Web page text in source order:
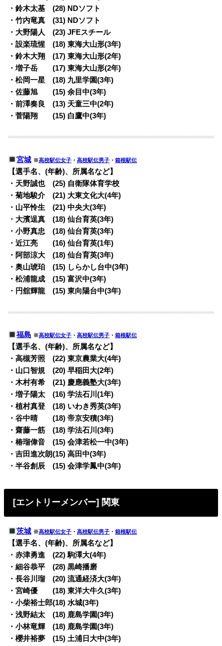
・鈴木太基 (28) NDソフト
・竹内竜真 (31) NDソフト
・大野陽人 (23) JFEスチール
・設楽琉惺 (18) 東海大山形(3年)
・鈴木大翔 (17) 東海大山形(2年)
・増子岳 (17) 東海大山形(2年)
・松岡一星 (18) 九里学園(3年)
・佐藤旭 (15) 余目中(3年)
・前澤奏良 (13) 天童三中(2年)
・菅陽翔 (15) 白鷹中(3年)
宮城 ※高校駅伝女子 ・高校駅伝男子 ・箱根駅伝
【選手名、(年齢)、所属名など】
・天野誠也 (25) 自衛隊体育学校
・菊地駿介 (21) 大東文化大(4年)
・山平怜生 (21) 中央大(3年)
・大濱逞真 (18) 仙台育英(3年)
・小野真忠 (18) 仙台育英(3年)
・近江亮 (16) 仙台育英(1年)
・阿部涼大 (18) 仙台育英(3年)
・奥山琥珀 (15) しらかし台中(3年)
・松浦龍成 (15) 富沢中(3年)
・円舘輝龍 (15) 東向陽台中(3年)
福島 ※高校駅伝女子 ・高校駅伝男子 ・箱根駅伝
【選手名、(年齢)、所属名など】
・高槻芳照 (22) 東京農業大(4年)
・山口智規 (20) 早稲田大(2年)
・木村有希 (21) 慶應義塾大(3年)
・増子陽太 (16) 学法石川(1年)
・植村真登 (18) いわき秀英(3年)
・谷中晴 (18) 帝京安積(3年)
・齋藤一筋 (18) 学法石川(3年)
・椿瑠偉音 (15) 会津若松一中(3年)
・吉田進次朗(15) 高田中(3年)
・半谷創辰 (15) 会津学鳳中(3年)
[エントリーメンバー] 関東
茨城 ※高校駅伝女子 ・高校駅伝男子 ・箱根駅伝
【選手名、(年齢)、所属名など】
・赤津勇進 (22) 駒澤大(4年)
・細谷恭平 (28) 黒崎播磨
・長谷川瑠 (20) 流通経済大(3年)
・宮崎優 (18) 東洋大牛久(3年)
・小柴裕士郎(18) 水城(3年)
・浅野結太 (18) 鹿島学園(3年)
・小林竜輝 (18) 鹿島学園(3年)
・櫻井裕夢 (15) 土浦日大中(3年)